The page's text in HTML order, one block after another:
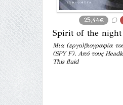
25,44€
Spirit of the night
Μια (εργο)βιογραφία
(SPY F). Από τους
This fluid